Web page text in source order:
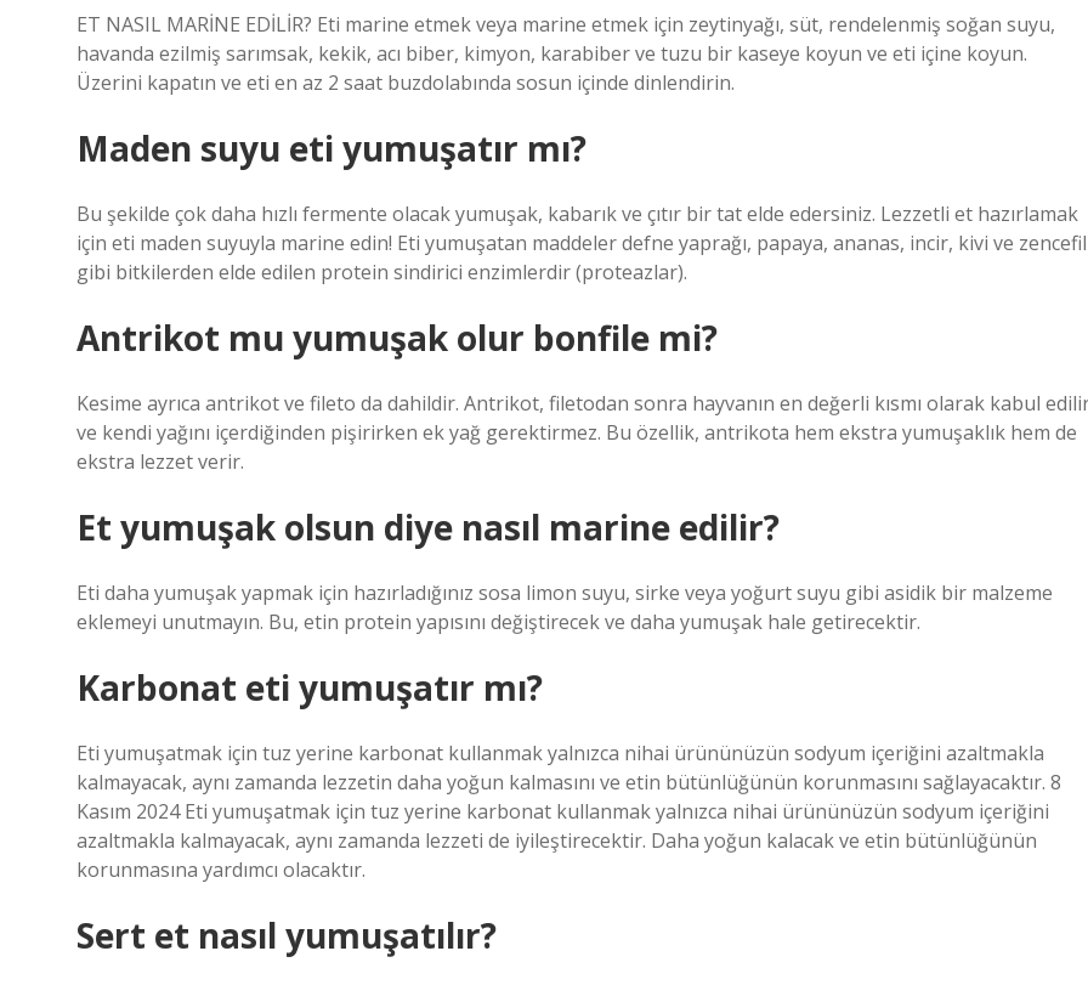
ET NASIL MARİNE EDİLİR? Eti marine etmek veya marine etmek için zeytinyağı, süt, rendelenmiş soğan suyu,
havanda ezilmiş sarımsak, kekik, acı biber, kimyon, karabiber ve tuzu bir kaseye koyun ve eti içine koyun.
Üzerini kapatın ve eti en az 2 saat buzdolabında sosun içinde dinlendirin.
Maden suyu eti yumuşatır mı?
Bu şekilde çok daha hızlı fermente olacak yumuşak, kabarık ve çıtır bir tat elde edersiniz. Lezzetli et hazırlamak
için eti maden suyuyla marine edin! Eti yumuşatan maddeler defne yaprağı, papaya, ananas, incir, kivi ve zencefil
gibi bitkilerden elde edilen protein sindirici enzimlerdir (proteazlar).
Antrikot mu yumuşak olur bonfile mi?
Kesime ayrıca antrikot ve fileto da dahildir. Antrikot, filetodan sonra hayvanın en değerli kısmı olarak kabul
ve kendi yağını içerdiğinden pişirirken ek yağ gerektirmez. Bu özellik, antrikota hem ekstra yumuşaklık hem de
ekstra lezzet verir.
Et yumuşak olsun diye nasıl marine edilir?
Eti daha yumuşak yapmak için hazırladığınız sosa limon suyu, sirke veya yoğurt suyu gibi asidik bir malzeme
eklemeyi unutmayın. Bu, etin protein yapısını değiştirecek ve daha yumuşak hale getirecektir.
Karbonat eti yumuşatır mı?
Eti yumuşatmak için tuz yerine karbonat kullanmak yalnızca nihai ürününüzün sodyum içeriğini azaltmakla
kalmayacak, aynı zamanda lezzetin daha yoğun kalmasını ve etin bütünlüğünün korunmasını sağlayacaktır. 8
Kasım 2024 Eti yumuşatmak için tuz yerine karbonat kullanmak yalnızca nihai ürününüzün sodyum içeriğini
azaltmakla kalmayacak, aynı zamanda lezzeti de iyileştirecektir. Daha yoğun kalacak ve etin bütünlüğünün
korunmasına yardımcı olacaktır.
Sert et nasıl yumuşatılır?